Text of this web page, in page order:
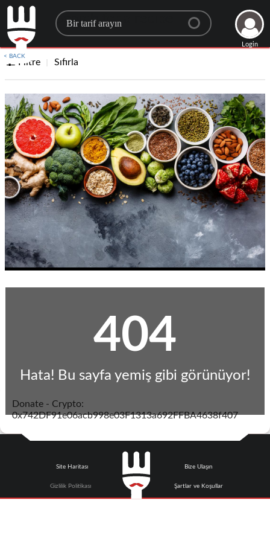
Search for a recipe
Login
Filtre Sıfırla
< BACK
404
Hata! Bu sayfa yemiş gibi görünüyor!
Donate - Crypto:
0x742DF91e06acb998e03F1313a692FFBA4638f407
Site Haritası
Gizlilik Politikası
Bize Ulaşın
Şartlar ve Koşullar